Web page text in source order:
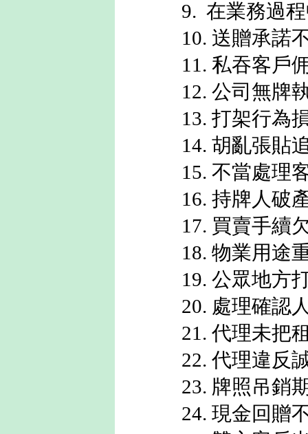
9. 在業務過
10. 送贈承諾
11. 私吞客戶
12. 公司無牌
13. 打架行為
14. 胡亂張貼
15. 不當處理
16. 持牌人破
17. 買賣手續
18. 物業用途
19. 公眾地方
20. 處理確認
21. 代理未把
22. 代理違反
23. 牌照吊銷
24. 現金回贈